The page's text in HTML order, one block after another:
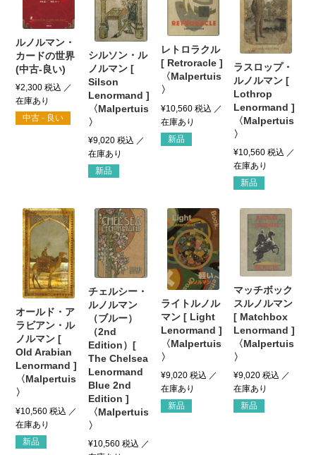
ルノルマン・
カードの世界
(中古-良い)
¥2,300 税込
中古 - 良い
シルソン・ル
ノルマン [
Silson
Lenormand ]
〈Malpertuis
〉
¥9,020 税込
新品
レトロラクル
[ Retroracle ]
〈Malpertuis
〉
¥10,560 税込
新品
ラスロップ・
ルノルマン [
Lothrop
Lenormand ]
〈Malpertuis
〉
¥10,560税込
新品
オールド・ア
ラビアン・ル
ノルマン [
Old Arabian
Lenormand ]
〈Malpertuis
〉
¥10,560 税込
新品
チェルシー・
ルノルマン
（ブルー）
（2nd
Edition）[
The Chelsea
Lenormand
Blue 2nd
Edition ]
〈Malpertuis
〉
¥10,560 税込
ライトルノル
マン [ Light
Lenormand ]
〈Malpertuis
〉
¥9,020 税込
新品
マッチボック
スルノルマン
[ Matchbox
Lenormand ]
〈Malpertuis
〉
¥9,020税込
新品